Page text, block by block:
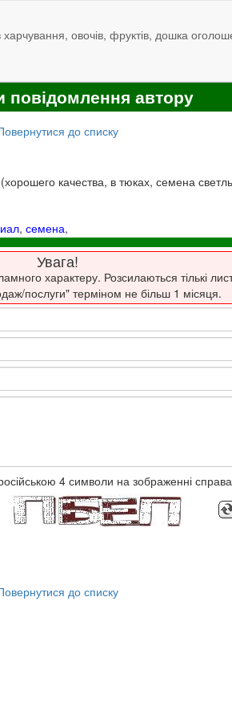
овочів, фруктів, дошка
повідомлення автору
до списку
качества, в тюках, семена
,семена,
Увага!
характеру. Розсилаються тількі
послуги" терміном не більш 1 місяця.
4 символи на зображенні
до списку